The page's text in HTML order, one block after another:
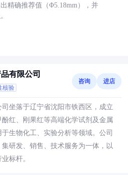
精确推荐值（Φ5.18mm），并
有限公司
核验
咨询 进店
坐落于辽宁省沈阳市铁西区，成立
红、刚果红等高端化学试剂及金属
生物化工、实验分析等领域。公司
研发、销售、技术服务为一体，以
标杆。